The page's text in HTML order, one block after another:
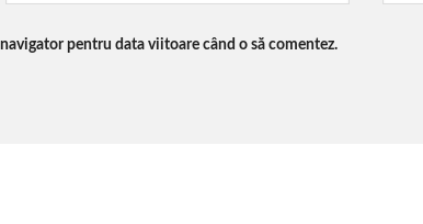
pentru data viitoare când o să comentez.